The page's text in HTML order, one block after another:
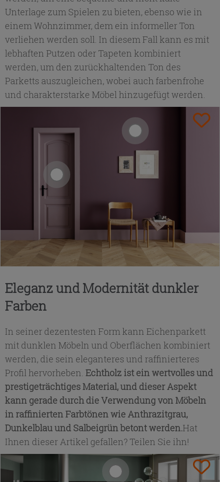
Unterlage zum Spielen zu bieten, ebenso wie in
einem Wohnzimmer, dem ein informeller Ton
verliehen werden soll. In diesem Fall kann es mit
lebhaften Putzen oder Tapeten kombiniert
werden, um den zurückhaltenden Ton des
Parketts auszugleichen, wobei auch farbenfrohe
und charakterstarke Möbel hinzugefügt werden.
Eleganz und Modernität dunkler
Farben
In seiner dezentesten Form kann Eichenparkett
mit dunklen Möbeln und Oberflächen kombiniert
werden, die sein eleganteres und raffinierteres
Profil hervorheben. Echtholz ist ein wertvolles und
prestigeträchtiges Material, und dieser Aspekt
kann gerade durch die Verwendung von Möbeln
in raffinierten Farbtönen wie Anthrazitgrau,
Dunkelblau und Salbeigrün betont werden.Hat
Ihnen dieser Artikel gefallen? Teilen Sie ihn!